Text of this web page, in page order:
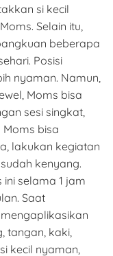
si kecil
Selain itu,
beberapa
Posisi
nyaman. Namun,
Moms bisa
sesi singkat,
bisa
lakukan kegiatan
kenyang.
selama 1 jam
Saat
tangan, kaki,
kecil nyaman,